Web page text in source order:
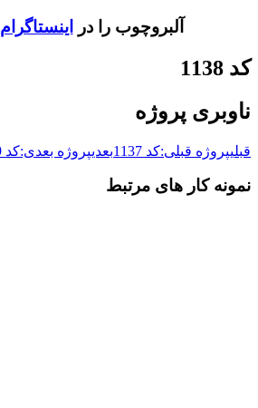
آلبروچوب را در اینستاگرام
کد 1138
ناوبری پروژه
قبلیپروژه قبلی:کد 1137 بعدیپروژه بعدی:کد 1139
نمونه کار های مرتبط